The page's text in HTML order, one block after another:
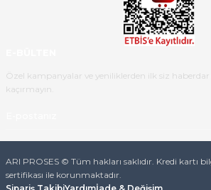
Özel kampanyalar ve yeniliklerden ilk siz haberdar
kaçırmayın.
ARI PROSES © Tüm hakları saklıdır. Kredi kartı
sertifikası ile korunmaktadır.